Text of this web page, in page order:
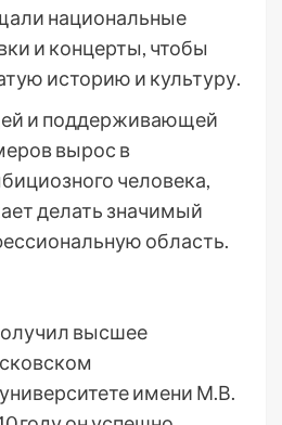
национальные
и концерты, чтобы
историю и культуру.
и поддерживающей
вырос в
человека,
делать значимый
область.
высшее
имени М.В.